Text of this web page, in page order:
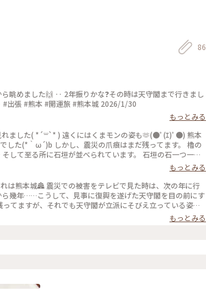
86
眺めました🙌 ‥ 2年振りかな❓その時は天守閣まで行きまし
出張 #熊本 #開運旅 #熊本城 2026/1/30
もっとみる
まだ残ってます。 櫓の
して至る所に石垣が並べられています。 石垣の石一つ一つ
という地道ながらも確実な気の遠くなる復元をするそうで
す。 全ての復元が終わったら、また熊本城に会いに来たいと思います😊 #アートな景色 #熊本 #熊本城 #復興
もっとみる
幾年……こうして、見事に復興を遂げた天守閣を目の前にす
てますが、それでも天守閣が立派にそびえ立っている姿を
てました😢 黒塗りのお城は本当にかっこいい……ｼﾞー( ˘ω˘ )
に行った叔母も足早に早く行こうと急かすので、いよいよ
もっとみる